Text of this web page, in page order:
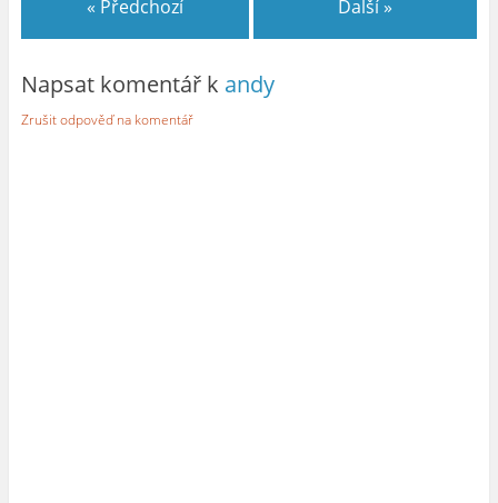
« Předchozí Další »
Napsat komentář k andy
Zrušit odpověď na komentář